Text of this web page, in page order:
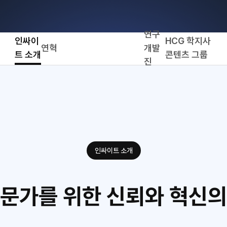
인싸이
트 소개
연혁
연구
개발
진
HCG 학지사
콘텐츠 그룹
인싸이트 소개
가를 위한 신뢰와 혁신